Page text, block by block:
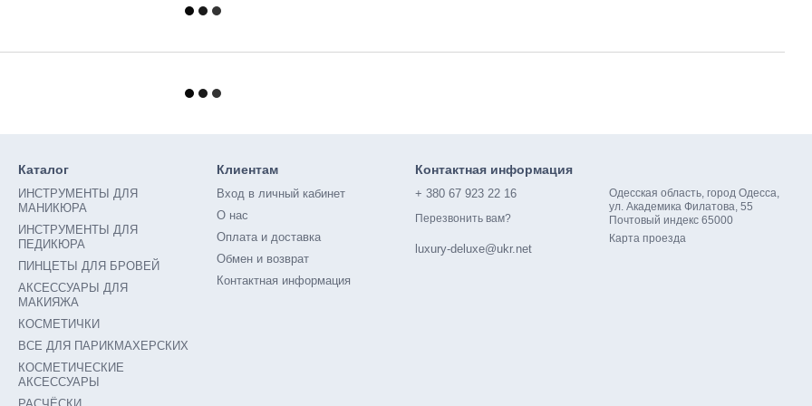
Каталог
ИНСТРУМЕНТЫ ДЛЯ
МАНИКЮРА
ИНСТРУМЕНТЫ ДЛЯ
ПЕДИКЮРА
ПИНЦЕТЫ ДЛЯ БРОВЕЙ
АКСЕССУАРЫ ДЛЯ
МАКИЯЖА
КОСМЕТИЧКИ
ВСЕ ДЛЯ ПАРИКМАХЕРСКИХ
КОСМЕТИЧЕСКИЕ
АКСЕССУАРЫ
Клиентам
Вход в личный кабинет
О нас
Оплата и доставка
Обмен и возврат
Контактная информация
Контактная информация
+ 380 67 923 22 16
Перезвонить вам?
luxury-deluxe@ukr.net
Одесская область, город Одесса,
ул. Академика Филатова, 55
Почтовый индекс 65000
Карта проезда